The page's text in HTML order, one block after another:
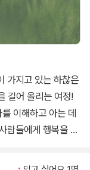
이해하고 아는 데